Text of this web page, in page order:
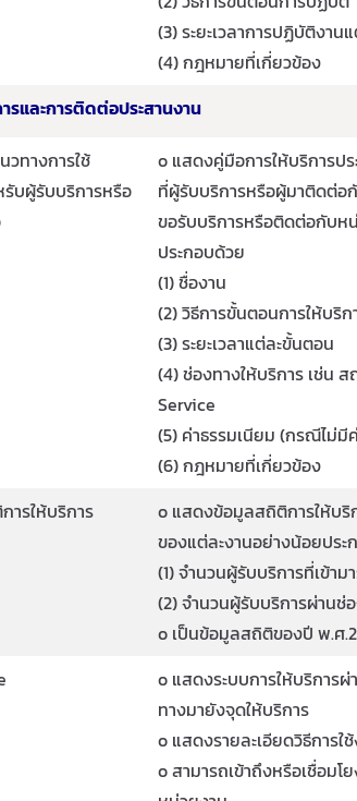
(3) ระยะเวลาการปฏิบัติงาน
(4) กฎหมายที่เกี่ยวข้อง
รและการติดต่อประสานงาน
ทางการใช้
รับผู้รับบริการหรือ
o แสดงคู่มือการให้บริการป
ที่ผู้รับบริการหรือผู้มาติดต่อ
ขอรับบริการหรือติดต่อกับห
ประกอบด้วย
(1) ชื่องาน
(2) วิธีการขั้นตอนการให้บริก
(3) ระยะเวลาแต่ละขั้นตอน
(4) ช่องทางให้บริการ เช่น
Service
(5) ค่าธรรมเนียม (กรณีไม่มีค่
(6) กฎหมายที่เกี่ยวข้อง
ารให้บริการ
o แสดงข้อมูลสถิติการให้บริ
ของแต่ละงานอย่างน้อยประ
(1) จำนวนผู้รับบริการที่เข้า
(2) จำนวนผู้รับบริการผ่านช่
o เป็นข้อมูลสถิติของปี พ.ศ
o แสดงระบบการให้บริการ
ทางมายังจุดให้บริการ
o แสดงรายละเอียดวิธีการใ
o สามารถเข้าถึงหรือเชื่อม